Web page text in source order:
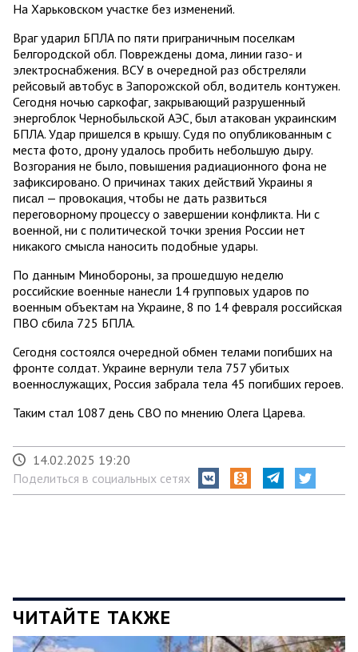
На Харьковском участке без изменений.
Враг ударил БПЛА по пяти приграничным поселкам
Белгородской обл. Повреждены дома, линии газо- и
электроснабжения. ВСУ в очередной раз обстреляли
рейсовый автобус в Запорожской обл, водитель контужен.
Сегодня ночью саркофаг, закрывающий разрушенный
энергоблок Чернобыльской АЭС, был атакован украинским
БПЛА. Удар пришелся в крышу. Судя по опубликованным с
места фото, дрону удалось пробить небольшую дыру.
Возгорания не было, повышения радиационного фона не
зафиксировано. О причинах таких действий Украины я
писал — провокация, чтобы не дать развиться
переговорному процессу о завершении конфликта. Ни с
военной, ни с политической точки зрения России нет
никакого смысла наносить подобные удары.
По данным Минобороны, за прошедшую неделю
российские военные нанесли 14 групповых ударов по
военным объектам на Украине, 8 по 14 февраля российская
ПВО сбила 725 БПЛА.
Сегодня состоялся очередной обмен телами погибших на
фронте солдат. Украине вернули тела 757 убитых
военнослужащих, Россия забрала тела 45 погибших героев.
Таким стал 1087 день СВО по мнению Олега Царева.
14.02.2025 19:20
Поделиться в социальных сетях
ЧИТАЙТЕ ТАКЖЕ